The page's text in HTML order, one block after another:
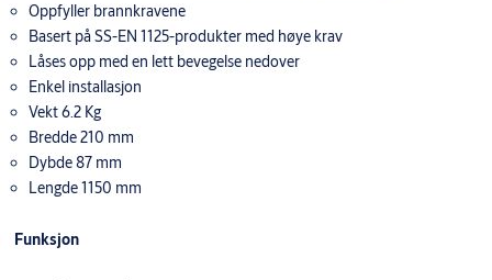
Oppfyller brannkravene
Basert på SS-EN 1125-produkter med høye krav
Låses opp med en lett bevegelse nedover
Enkel installasjon
Vekt 6.2 Kg
Bredde 210 mm
Dybde 87 mm
Lengde 1150 mm
Funksjon